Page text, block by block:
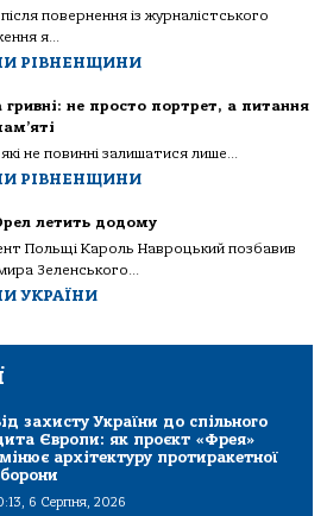
повернення із журналістського
я...
РІВНЕНЩИНИ
гривні: не просто портрет, а питання
не повинні залишатися лише...
РІВНЕНЩИНИ
летить додому
Польщі Кароль Навроцький позбавив
Зеленського...
УКРАЇНИ
захисту України до спільного
Європи: як проєкт «Фрея»
архітектуру протиракетної
6 Серпня, 2026